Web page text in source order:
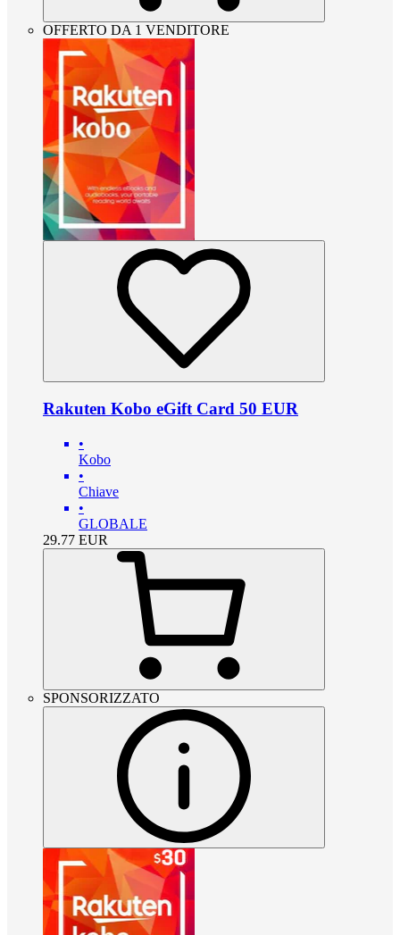
OFFERTO DA 1 VENDITORE
Rakuten Kobo eGift Card 50 EUR
•
Kobo
•
Chiave
•
GLOBALE
29.77 EUR
SPONSORIZZATO